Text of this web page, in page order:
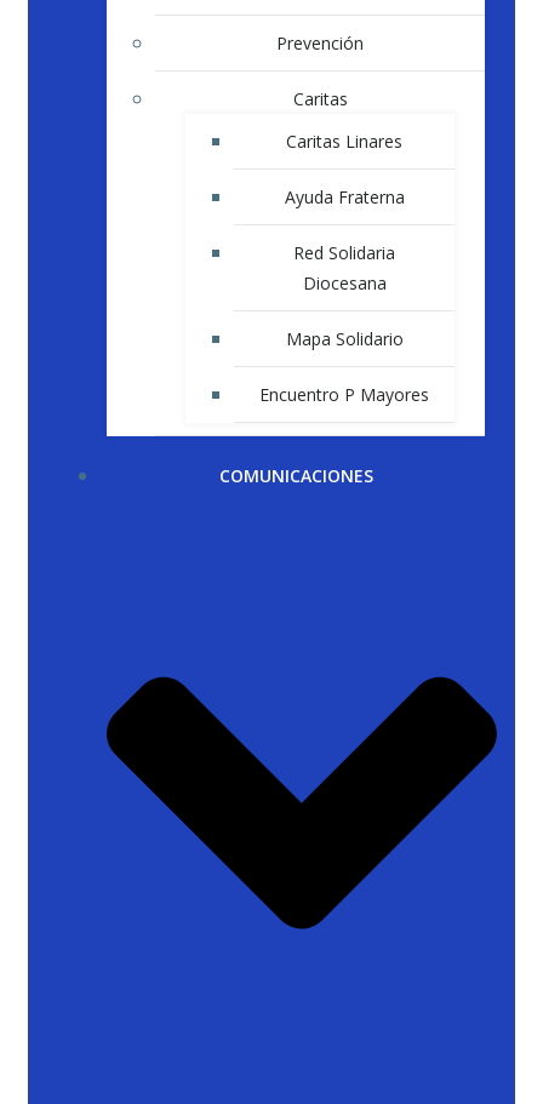
Prevención
Caritas
Caritas Linares
Ayuda Fraterna
Red Solidaria
Diocesana
Mapa Solidario
Encuentro P Mayores
COMUNICACIONES